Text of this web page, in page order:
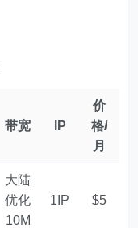
带宽 IP
价
格/
月
大陆
优化
10M
1IP $5